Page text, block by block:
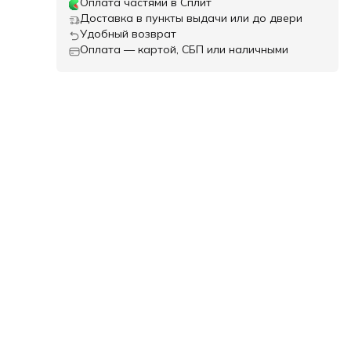
Доставка в пункты выдачи или до двери
Удобный возврат
Оплата — картой, СБП или наличными